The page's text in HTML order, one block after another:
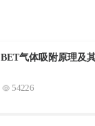
BET气体吸附原理及
54226